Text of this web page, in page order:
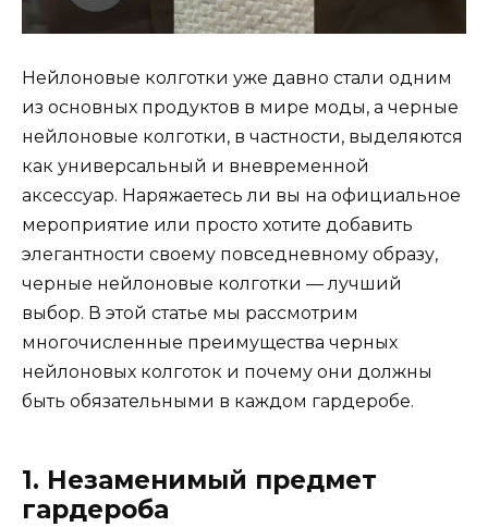
Нейлоновые колготки уже давно стали одним
из основных продуктов в мире моды, а черные
нейлоновые колготки, в частности, выделяются
как универсальный и вневременной
аксессуар. Наряжаетесь ли вы на официальное
мероприятие или просто хотите добавить
элегантности своему повседневному образу,
черные нейлоновые колготки — лучший
выбор. В этой статье мы рассмотрим
многочисленные преимущества черных
нейлоновых колготок и почему они должны
быть обязательными в каждом гардеробе.
1. Незаменимый предмет
гардероба